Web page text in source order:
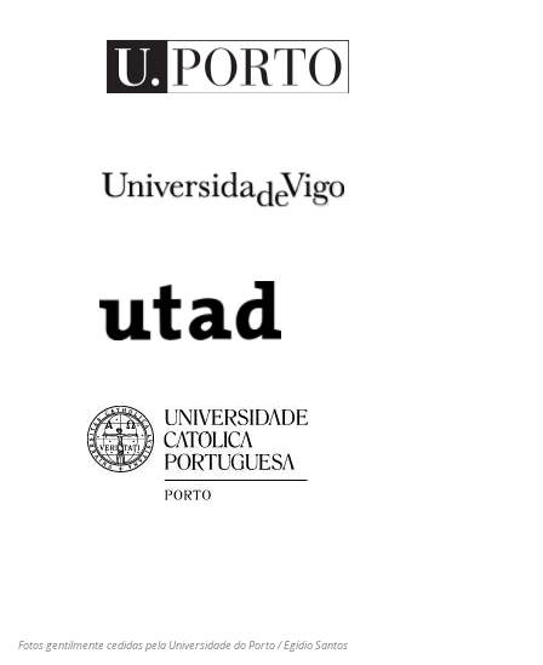
Fotos gentilmente cedidas pela Universidade do Porto / Egídio Santos